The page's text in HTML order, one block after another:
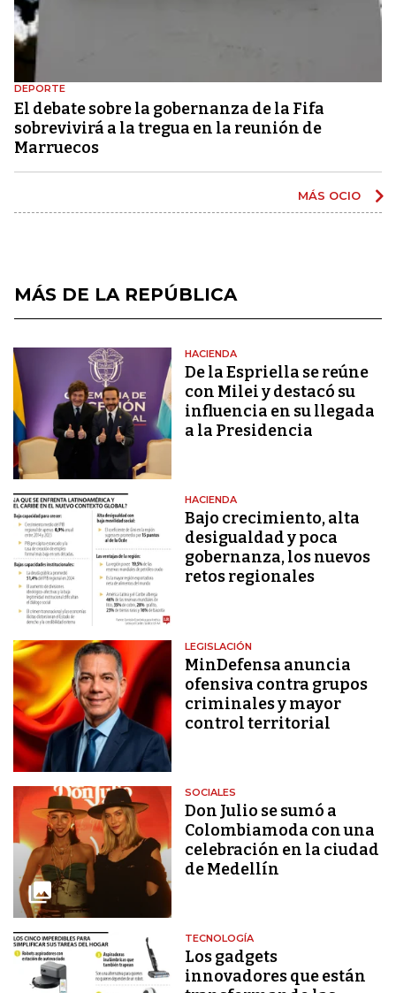
DEPORTE
El debate sobre la gobernanza de la Fifa
sobrevivirá a la tregua en la reunión de
Marruecos
MÁS OCIO
MÁS DE LA REPÚBLICA
HACIENDA
De la Espriella se reúne
con Milei y destacó su
influencia en su llegada
a la Presidencia
HACIENDA
Bajo crecimiento, alta
desigualdad y poca
gobernanza, los nuevos
retos regionales
LEGISLACIÓN
MinDefensa anuncia
ofensiva contra grupos
criminales y mayor
control territorial
SOCIALES
Don Julio se sumó a
Colombiamoda con una
celebración en la ciudad
de Medellín
TECNOLOGÍA
Los gadgets
innovadores que están